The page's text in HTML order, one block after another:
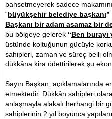
bahsetmeyerek sadece
“büyükşehir belediye başkanı”
Başkanı bir adam asamaz bir
bu bölgeye gelerek “Ben burayı
üstünde koltuğunun gücüyle
sahipleri, zaman ve süreç belli
dükkâna kira ödettirilerek şu
Sayın Başkan, açıklamalarında
etmektedir. Dükkân sahipleri
anlaşmayla alakalı herhangi bir
sahiplerinin 2 yıl boyunca